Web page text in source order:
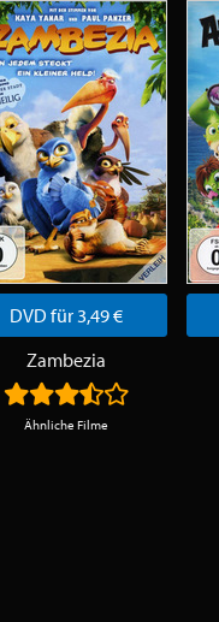
DVD für 3,49 €
Zambezia
Ähnliche Filme